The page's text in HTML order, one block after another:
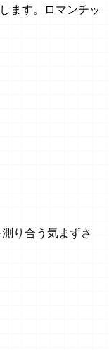
ます。ロマンチッ
り合う気まずさ